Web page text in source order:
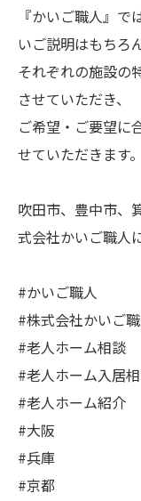
『かいご職人』
いご説明はもちろ
それぞれの施設の
させていただき、
ご希望・ご要望に
せていただきます。
吹田市、豊中市、
式会社かいご職人
#かいご職人
#株式会社かいご
#老人ホーム相談
#老人ホーム入居
#老人ホーム紹介
#大阪
#兵庫
#京都